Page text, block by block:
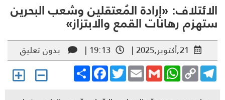
«إرادة المُعتقلين وشعب البحرين
رهانات القمع والابتزاز»
21,أكتوبر,2025 | 19:13 |
بدون تعليق
Share
FacebookTwitterEmailGmail
WhatsAppCopy
Link